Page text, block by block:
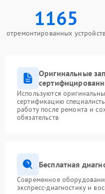
1165
отремонтированных
Оригинальные
Используются
сертификацию
работу после ремонта и
обязательств
Бесплатная
Современное
экспресс-диагностику и